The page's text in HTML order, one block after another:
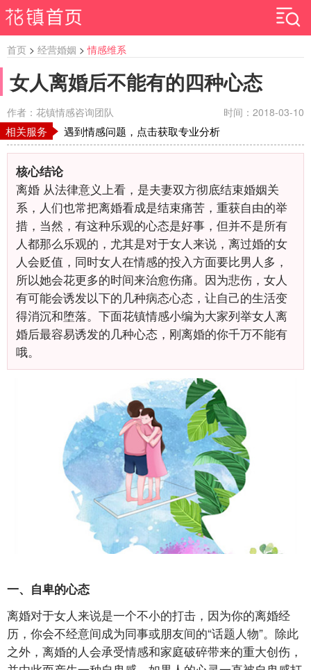
首页 > 经营婚姻 >情感维系
女人离婚后不能有的四种心态
作者：花镇情感咨询团队 时间：2018-03-10
相关服务 遇到情感问题，点击获取专业分析
核心结论
离婚 从法律意义上看，是夫妻双方彻底结束婚姻关
系，人们也常把离婚看成是结束痛苦，重获自由的举
措，当然，有这种乐观的心态是好事，但并不是所有
人都那么乐观的，尤其是对于女人来说，离过婚的女
人会贬值，同时女人在情感的投入方面要比男人多，
所以她会花更多的时间来治愈伤痛。因为悲伤，女人
有可能会诱发以下的几种病态心态，让自己的生活变
得消沉和堕落。下面花镇情感小编为大家列举女人离
婚后最容易诱发的几种心态，刚离婚的你千万不能有
哦。
一、自卑的心态
离婚对于女人来说是一个不小的打击，因为你的离婚经
历，你会不经意间成为同事或朋友间的“话题人物”。除此
之外，离婚的人会承受情感和家庭破碎带来的重大创伤，